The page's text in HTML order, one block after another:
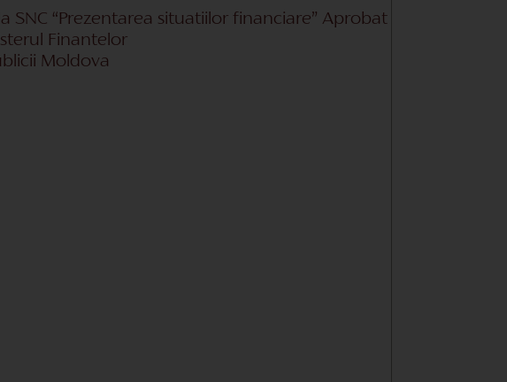
SNC “Prezentarea situatiilor financiare” Aprobat
Finantelor
Moldova